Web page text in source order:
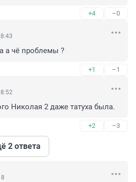
+4 –0
а чё проблемы ?
+1 –1
Николая 2 даже татуха была.
+2 –3
2 ответа